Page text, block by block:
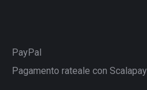
PayPal
Pagamento rateale con Scalapay